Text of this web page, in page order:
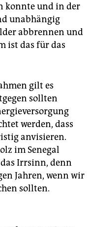
konnte und in der
unabhängig
abbrennen und
ist das für das
gilt es
sollten
werden, dass
anvisieren.
im Senegal
Irrsinn, denn
Jahren, wenn wir
sollten.